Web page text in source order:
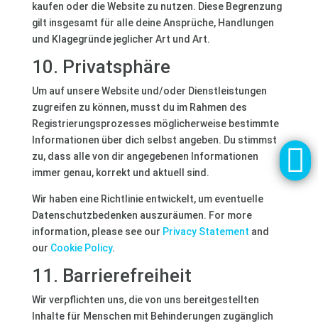
kaufen oder die Website zu nutzen. Diese Begrenzung
gilt insgesamt für alle deine Ansprüche, Handlungen
und Klagegründe jeglicher Art und Art.
10. Privatsphäre
Um auf unsere Website und/oder Dienstleistungen
zugreifen zu können, musst du im Rahmen des
Registrierungsprozesses möglicherweise bestimmte
Informationen über dich selbst angeben. Du stimmst
zu, dass alle von dir angegebenen Informationen
immer genau, korrekt und aktuell sind.
Wir haben eine Richtlinie entwickelt, um eventuelle
Datenschutzbedenken auszuräumen. For more
information, please see our Privacy Statement and
our Cookie Policy.
11. Barrierefreiheit
Wir verpflichten uns, die von uns bereitgestellten
Inhalte für Menschen mit Behinderungen zugänglich
